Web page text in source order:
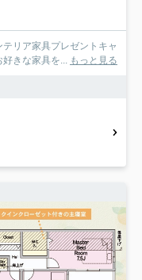
リア家具プレゼントキャ
きな家具を... もっと見る